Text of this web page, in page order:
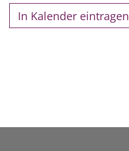
In Kalender eintragen